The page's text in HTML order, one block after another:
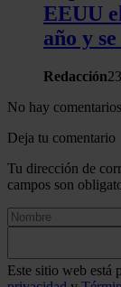
EEUU
año y
Redacción
No hay comentarios
Deja tu comentario
Tu dirección de
campos son
Este sitio web